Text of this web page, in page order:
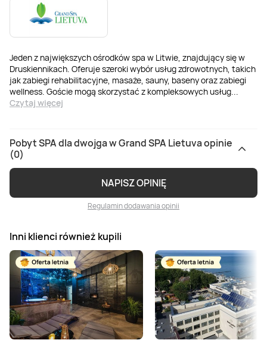
Jeden z największych ośrodków spa w Litwie, znajdujący się w
Druskiennikach. Oferuje szeroki wybór usług zdrowotnych, takich
jak zabiegi rehabilitacyjne, masaże, sauny, baseny oraz zabiegi
wellness. Goście mogą skorzystać z kompleksowych usług...
Czytaj więcej
Pobyt SPA dla dwojga w Grand SPA Lietuva opinie
(0)
NAPISZ OPINIĘ
Regulamin dodawania opinii
Inni klienci również kupili